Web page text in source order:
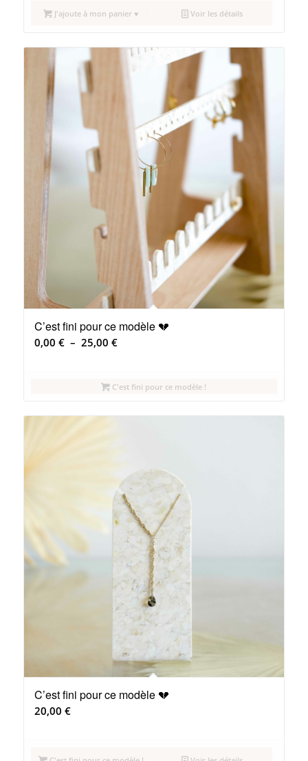
J'ajoute à mon panier ♥ Voir les détails
C’est fini pour ce modèle 💔
0,00 € – 25,00 €Plage
0,00 €
C'est fini pour ce modèle !
C’est fini pour ce modèle 💔
20,00 €